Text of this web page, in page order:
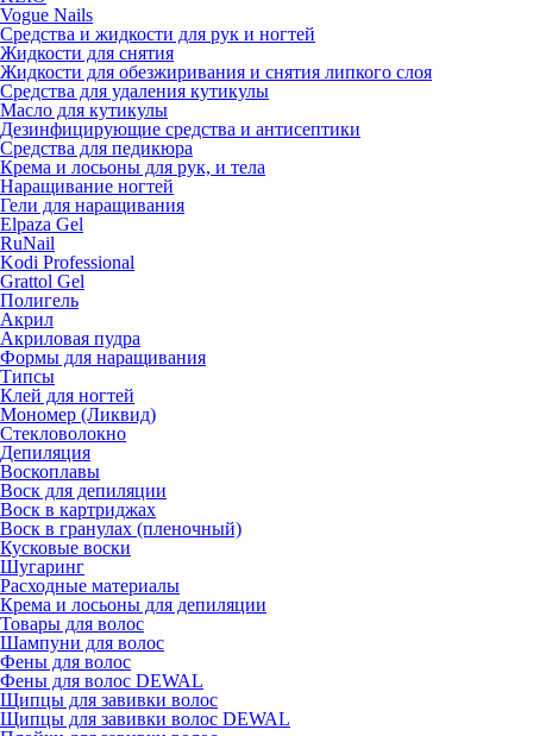
Vogue Nails
Средства и жидкости для рук и ногтей
Жидкости для снятия
Жидкости для обезжиривания и снятия липкого слоя
Средства для удаления кутикулы
Масло для кутикулы
Дезинфицирующие средства и антисептики
Средства для педикюра
Крема и лосьоны для рук, и тела
Наращивание ногтей
Гели для наращивания
Elpaza Gel
RuNail
Kodi Professional
Grattol Gel
Полигель
Акрил
Акриловая пудра
Формы для наращивания
Типсы
Клей для ногтей
Мономер (Ликвид)
Стекловолокно
Депиляция
Воскоплавы
Воск для депиляции
Воск в картриджах
Воск в гранулах (пленочный)
Кусковые воски
Шугаринг
Расходные материалы
Крема и лосьоны для депиляции
Товары для волос
Шампуни для волос
Фены для волос
Фены для волос DEWAL
Щипцы для завивки волос
Щипцы для завивки волос DEWAL